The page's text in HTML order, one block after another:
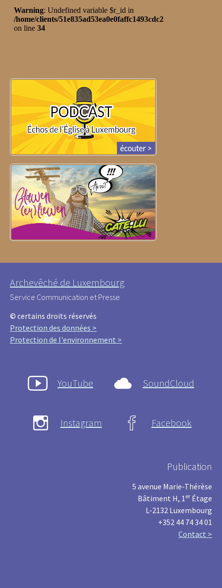
Archevêché de Luxembourg
Service Communication et Presse
© certains droits réservés
Protection des données >
Protection de l'environnement >
YouTube SoundCloud
Instagram Facebook
Publication
5 avenue Marie-Thérèse
Bâtiment H, 1er Étage
L-2132 Luxembourg
+352 44 74 34 01
Contact >